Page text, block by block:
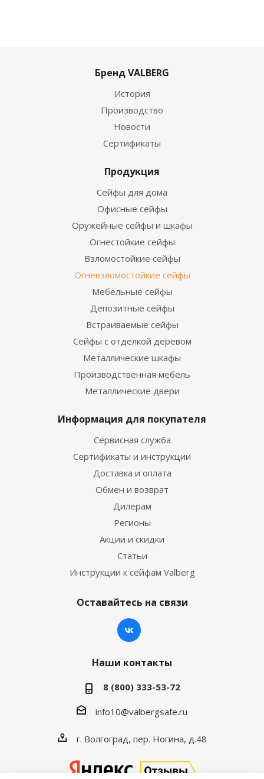
Бренд VALBERG
История
Производство
Новости
Сертификаты
Продукция
Сейфы для дома
Офисные сейфы
Оружейные сейфы и шкафы
Огнестойкие сейфы
Взломостойкие сейфы
Огневзломостойкие сейфы
Мебельные сейфы
Депозитные сейфы
Встраиваемые сейфы
Сейфы с отделкой деревом
Металлические шкафы
Производственная мебель
Металлические двери
Информация для покупателя
Сервисная служба
Сертификаты и инструкции
Доставка и оплата
Обмен и возврат
Дилерам
Регионы
Акции и скидки
Статьи
Инструкции к сейфам Valberg
Оставайтесь на связи
Наши контакты
8 (800) 333-53-72
info10@valbergsafe.ru
г. Волгоград, пер. Ногина, д.48